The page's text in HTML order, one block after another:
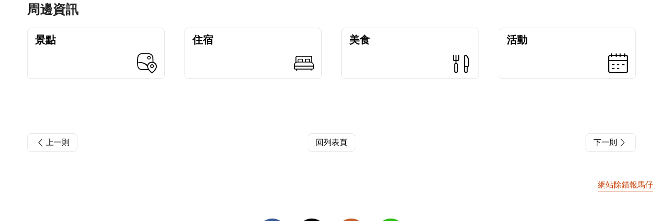
周邊資訊
景點 住宿 美食 活動
上一則 回列表頁 下一則
網站除錯報馬仔